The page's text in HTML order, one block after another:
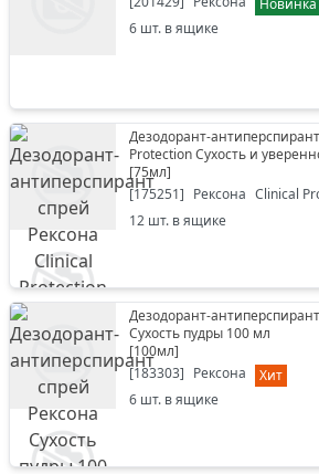
Новинка
6 шт. в ящике
Дезодорант-
Protection Сухость и
[75мл]
[175251] Рексона Clinical
12 шт. в ящике
Дезодорант-
Сухость пудры 100 мл
[100мл]
[183303] Рексона
Хит
6 шт. в ящике